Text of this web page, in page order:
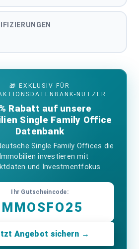
🎁 EXKLUSIV FÜR
NUTZER
Rabatt auf unsere
Single Family Office
Datenbank
Single Family Offices die
investieren mit
und Investmentfokus
Ihr Gutscheincode:
Angebot sichern →